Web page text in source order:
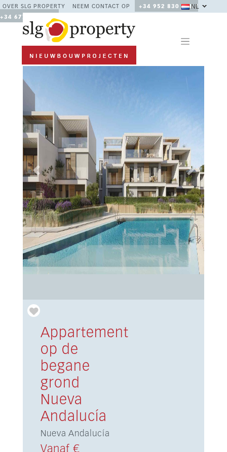
OVER SLG PROPERTY NEEM CONTACT OP
+34 952 830 378 /
+34 677 670 480
NL
Previous Next
Appartement
op de
begane
grond
Nueva
Andalucía
Nueva Andalucía
Vanaf €